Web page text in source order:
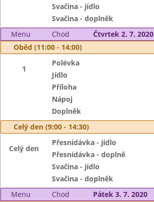
Svačina - jídlo
Svačina - doplněk
Menu
Chod
Čtvrtek 2. 7. 2020
Oběd (11:00 - 14:00)
1
Polévka
Jídlo
Příloha
Nápoj
Doplněk
Celý den (9:00 - 14:30)
Celý den
Přesnídávka - jídlo
Přesnídávka - doplně
Svačina - jídlo
Svačina - doplněk
Menu
Chod
Pátek 3. 7. 2020